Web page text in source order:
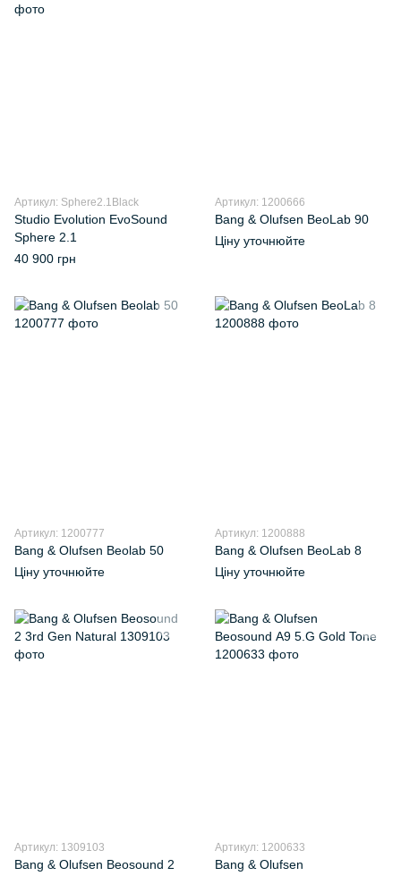
Артикул: Sphere2.1Black
Studio Evolution EvoSound
Sphere 2.1
40 900 грн
Артикул: 1200666
Bang & Olufsen BeoLab 90
Ціну уточнюйте
Артикул: 1200777
Bang & Olufsen Beolab 50
Ціну уточнюйте
Артикул: 1200888
Bang & Olufsen BeoLab 8
Ціну уточнюйте
Артикул: 1309103
Bang & Olufsen Beosound 2
Артикул: 1200633
Bang & Olufsen